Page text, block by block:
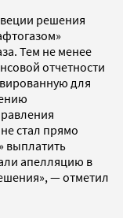
решения
Тем не менее
отчетности
для
стал прямо
выплатить
апелляцию в
— отметил